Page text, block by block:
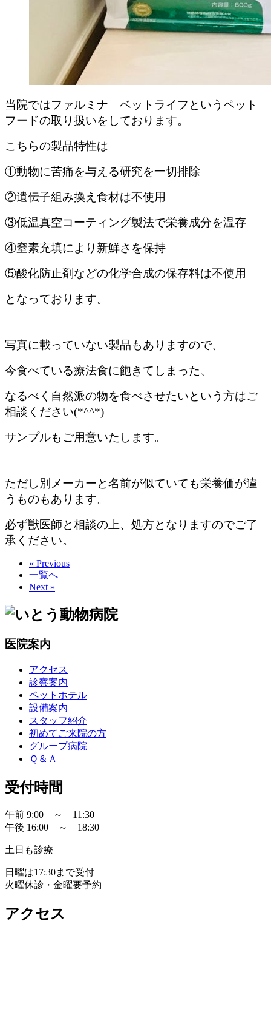
当院ではファルミナ ベットライフというペット
フードの取り扱いをしております。
こちらの製品特性は
①動物に苦痛を与える研究を一切排除
②遺伝子組み換え食材は不使用
③低温真空コーティング製法で栄養成分を温存
④窒素充填により新鮮さを保持
⑤酸化防止剤などの化学合成の保存料は不使用
となっております。
写真に載っていない製品もありますので、
今食べている療法食に飽きてしまった、
なるべく自然派の物を食べさせたいという方はご
相談ください(*^^*)
サンプルもご用意いたします。
ただし別メーカーと名前が似ていても栄養価が違
うものもあります。
必ず獣医師と相談の上、処方となりますのでご了
承ください。
« Previous
一覧へ
Next »
医院案内
アクセス
診察案内
ペットホテル
設備案内
スタッフ紹介
初めてご来院の方
グループ病院
Ｑ＆Ａ
受付時間
午前 9:00 ～ 11:30
午後 16:00 ～ 18:30
土日も診療
日曜は17:30まで受付
火曜休診・金曜要予約
アクセス